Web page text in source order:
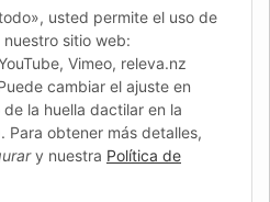
usted permite el uso de
sitio web:
Vimeo, releva.nz
cambiar el ajuste en
la huella dactilar en la
Para obtener más detalles,
y nuestra Política de
HR
en refacciones para remolques
comerciales
moc.ketafa@ofni
centro logístico en Alemania.